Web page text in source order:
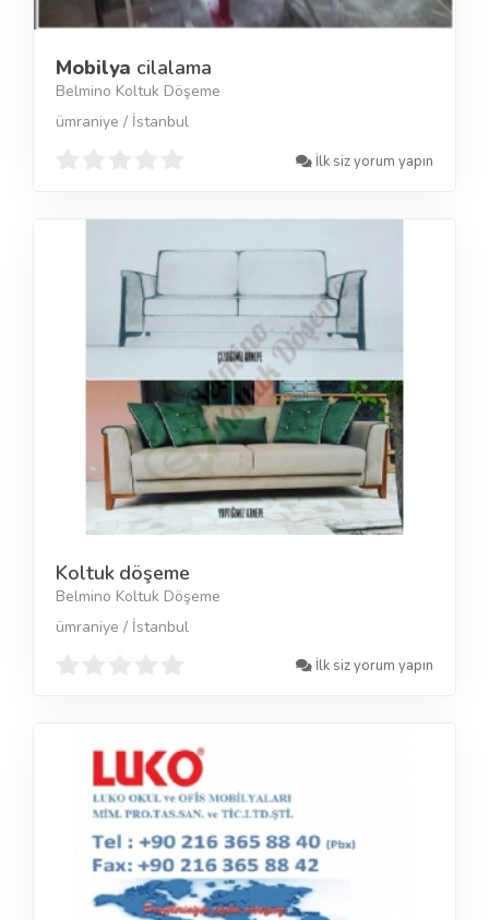
Mobilya cilalama
Belmino Koltuk Döşeme
ümraniye / İstanbul
İlk siz yorum yapın
Koltuk döşeme
Belmino Koltuk Döşeme
ümraniye / İstanbul
İlk siz yorum yapın